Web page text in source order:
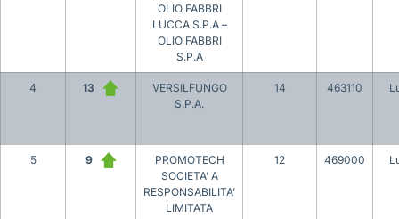
OLIO FABBRI
LUCCA S.P.A –
OLIO FABBRI
S.P.A
4 13
VERSILFUNGO
S.P.A.
14 463110
5 9
PROMOTECH
SOCIETA’ A
RESPONSABILITA’
LIMITATA
12 469000